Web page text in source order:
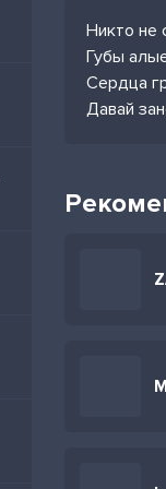
Никто не
Губы
Сердца
Давай